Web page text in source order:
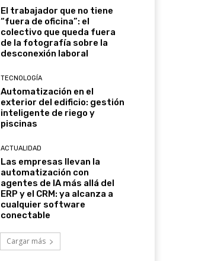
El trabajador que no tiene
“fuera de oficina”: el
colectivo que queda fuera
de la fotografía sobre la
desconexión laboral
TECNOLOGÍA
Automatización en el
exterior del edificio: gestión
inteligente de riego y
piscinas
ACTUALIDAD
Las empresas llevan la
automatización con
agentes de IA más allá del
ERP y el CRM: ya alcanza a
cualquier software
conectable
Cargar más